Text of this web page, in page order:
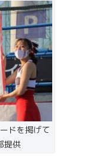
ドを掲げて
提供